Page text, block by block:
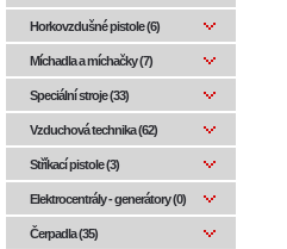
Horkovzdušné pistole (6)
Míchadla a míchačky (7)
Speciální stroje (33)
Vzduchová technika (62)
Stříkací pistole (3)
Elektrocentrály - generátory (0)
Čerpadla (35)